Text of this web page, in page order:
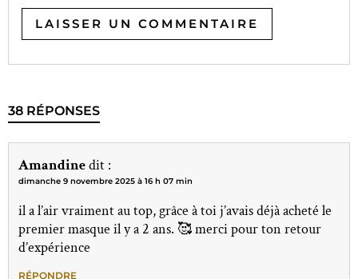
38 RÉPONSES
Amandinedit :
dimanche 9 novembre 2025 à 16 h 07 min
il a l’air vraiment au top, grâce à toi j’avais déjà acheté le
premier masque il y a 2 ans. 🥰 merci pour ton retour
d’expérience
RÉPONDRE